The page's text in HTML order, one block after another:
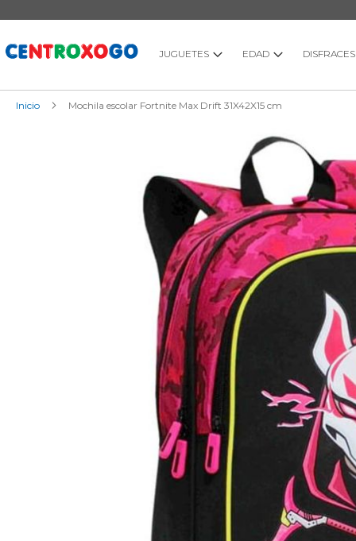
al
JUGUETES EDAD DISFRACES
Inicio Mochila escolar Fortnite Max Drift 31X42X15 cm